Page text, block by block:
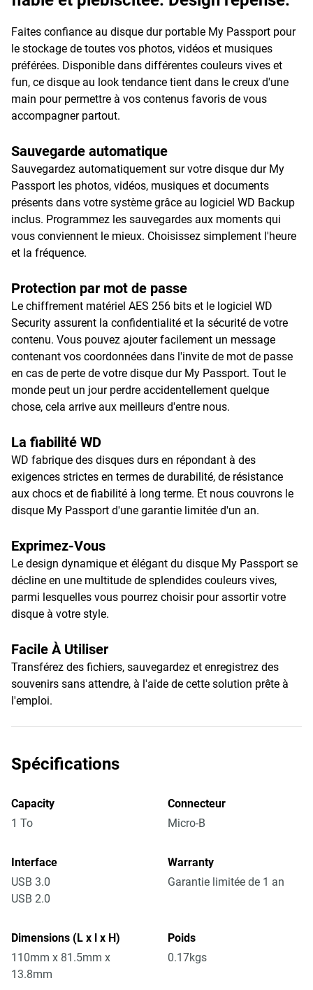
Faites confiance au disque dur portable My Passport pour
le stockage de toutes vos photos, vidéos et musiques
préférées. Disponible dans différentes couleurs vives et
fun, ce disque au look tendance tient dans le creux d'une
main pour permettre à vos contenus favoris de vous
accompagner partout.
Sauvegarde automatique
Sauvegardez automatiquement sur votre disque dur My
Passport les photos, vidéos, musiques et documents
présents dans votre système grâce au logiciel WD Backup
inclus. Programmez les sauvegardes aux moments qui
vous conviennent le mieux. Choisissez simplement l'heure
et la fréquence.
Protection par mot de passe
Le chiffrement matériel AES 256 bits et le logiciel WD
Security assurent la confidentialité et la sécurité de votre
contenu. Vous pouvez ajouter facilement un message
contenant vos coordonnées dans l'invite de mot de passe
en cas de perte de votre disque dur My Passport. Tout le
monde peut un jour perdre accidentellement quelque
chose, cela arrive aux meilleurs d'entre nous.
La fiabilité WD
WD fabrique des disques durs en répondant à des
exigences strictes en termes de durabilité, de résistance
aux chocs et de fiabilité à long terme. Et nous couvrons le
disque My Passport d'une garantie limitée d'un an.
Exprimez-Vous
Le design dynamique et élégant du disque My Passport se
décline en une multitude de splendides couleurs vives,
parmi lesquelles vous pourrez choisir pour assortir votre
disque à votre style.
Facile À Utiliser
Transférez des fichiers, sauvegardez et enregistrez des
souvenirs sans attendre, à l'aide de cette solution prête à
l'emploi.
Spécifications
Capacity
1 To
Connecteur
Micro-B
Interface
USB 3.0
USB 2.0
Warranty
Garantie limitée de 1 an
Dimensions (L x l x H)
110mm x 81.5mm x
13.8mm
Poids
0.17kgs